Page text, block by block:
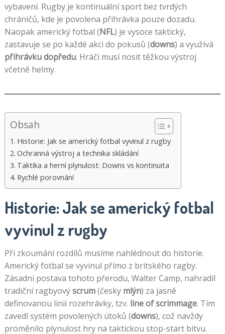
vybavení. Rugby je kontinuální sport bez tvrdých
chráničů, kde je povolena přihrávka pouze dozadu.
Naopak americký fotbal (NFL) je vysoce taktický,
zastavuje se po každé akci do pokusů (downs) a využívá
přihrávku dopředu. Hráči musí nosit těžkou výstroj
včetně helmy.
Obsah
Historie: Jak se americký fotbal vyvinul z rugby
Ochranná výstroj a technika skládání
Taktika a herní plynulost: Downs vs kontinuita
Rychlé porovnání
Historie: Jak se americký fotbal
vyvinul z rugby
Při zkoumání rozdílů musíme nahlédnout do historie.
Americký fotbal se vyvinul přímo z britského ragby.
Zásadní postava tohoto přerodu, Walter Camp, nahradil
tradiční ragbyovýscrum(česky mlýn) za jasně
definovanou linii rozehrávky, tzv. line of scrimmage. Tím
zavedl systém povolených útoků (downs), což navždy
proměnilo plynulost hry na taktickou stop-start bitvu.